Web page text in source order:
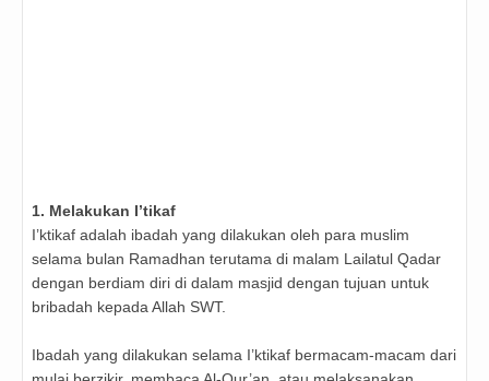
1. Melakukan I’tikaf
I’ktikaf adalah ibadah yang dilakukan oleh para muslim
selama bulan Ramadhan terutama di malam Lailatul Qadar
dengan berdiam diri di dalam masjid dengan tujuan untuk
bribadah kepada Allah SWT.
Ibadah yang dilakukan selama I’ktikaf bermacam-macam dari